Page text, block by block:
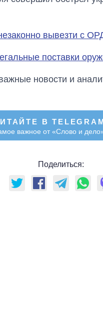
вывезти с
поставки
новости и
В
важное от «Слово и
Поделиться: